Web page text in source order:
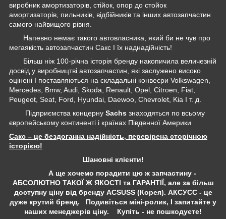
виробник амортизаторів, стійок, опор до стойок
амортизаторів, пильників, відбійників та інших автозапчастин
самого найвищого рівня.
Напевно немає такого автовласника, який би не чув про
мегаякість автозапчастин Сакс І їх наднадійність!
Більш ніж 100-річна історія бренду накопичила величезній
досвід у виробництві автозапчастин, які заслужено високо
оцінені І поставляються на складальні конвеєри Volkswagen,
Mercedes, Bmw, Audi, Skoda, Renault, Opel, Citroen, Fiat,
Peugeot, Seat, Ford, Hyundai, Daewoo, Chevrolet, Kia І т. д.
Підприємства концерну Sachs знаходяться по всьому
європейському континенті і країнах Південної Америки
Сакс – це бездоганна надійність, перевірена сторічною
історією!
Шановні клієнти!
А ще хочемо порадити цю ж запчастину -
АБСОЛЮТНО ТАКОЇ Ж ЯКОСТІ та ГАРАНТІЇ, але за більш
доступну ціну від бренду ACSUSS (Корея). АКСУСС - це
дуже крутий бренд. Подивіться міні-ролик, І запитайте у
наших менеджерів ціну. Купіть - не пошкодуєте!